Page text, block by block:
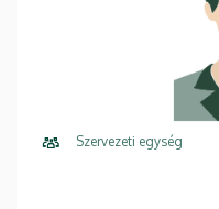
Szervezeti egység